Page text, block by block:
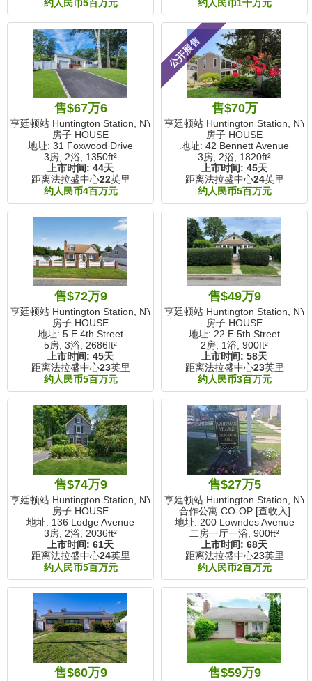
约人民币5百万元 约人民币1千万元
售$67万6
亨廷顿站 Huntington Station, NY
房子 HOUSE
地址: 31 Foxwood Drive
3房, 2浴, 1350ft²
上市时间: 44天
距离法拉盛中心22英里
约人民币4百万元
公开展售
售$70万
亨廷顿站 Huntington Station, NY
房子 HOUSE
地址: 42 Bennett Avenue
3房, 2浴, 1820ft²
上市时间: 45天
距离法拉盛中心24英里
约人民币5百万元
售$72万9
亨廷顿站 Huntington Station, NY
房子 HOUSE
地址: 5 E 4th Street
5房, 3浴, 2686ft²
上市时间: 45天
距离法拉盛中心23英里
约人民币5百万元
售$49万9
亨廷顿站 Huntington Station, NY
房子 HOUSE
地址: 22 E 5th Street
2房, 1浴, 900ft²
上市时间: 58天
距离法拉盛中心23英里
约人民币3百万元
售$74万9
亨廷顿站 Huntington Station, NY
房子 HOUSE
地址: 136 Lodge Avenue
3房, 2浴, 2036ft²
上市时间: 61天
距离法拉盛中心24英里
约人民币5百万元
售$27万5
亨廷顿站 Huntington Station, NY
合作公寓 CO-OP [查收入]
地址: 200 Lowndes Avenue
二房一厅一浴, 900ft²
上市时间: 68天
距离法拉盛中心23英里
约人民币2百万元
售$60万9 售$59万9